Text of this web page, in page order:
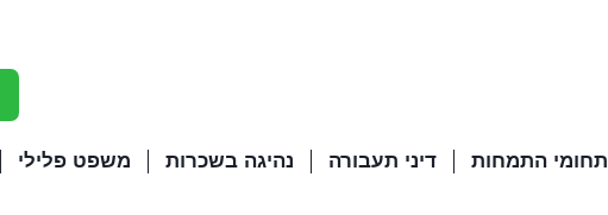
תחומי התמחות דיני תעבורה נהיגה בשכרות משפט פלילי